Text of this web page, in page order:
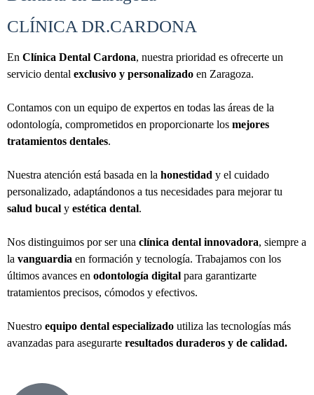
CLÍNICA DR.CARDONA
En Clínica Dental Cardona, nuestra prioridad es ofrecerte un
servicio dental exclusivo y personalizado en Zaragoza.
Contamos con un equipo de expertos en todas las áreas de la
odontología, comprometidos en proporcionarte los mejores
tratamientos dentales.
Nuestra atención está basada en la honestidad y el cuidado
personalizado, adaptándonos a tus necesidades para mejorar tu
salud bucal y estética dental.
Nos distinguimos por ser una clínica dental innovadora, siempre a
la vanguardia en formación y tecnología. Trabajamos con los
últimos avances en odontología digital para garantizarte
tratamientos precisos, cómodos y efectivos.
Nuestro equipo dental especializado utiliza las tecnologías más
avanzadas para asegurarte resultados duraderos y de calidad.